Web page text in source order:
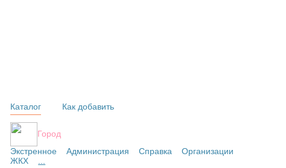
Каталог
Город
Экстренное
Администрация Справка
Организации
ЖКХ
Как добавить